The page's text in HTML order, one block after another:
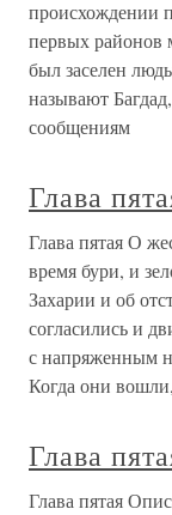
происхождении
первых районов
был заселен
называют
сообщениям
Глава
Глава пятая О
время бури, и
Захарии и об
согласились и
с напряженным
Когда они вошли,
Глава
Глава пятая